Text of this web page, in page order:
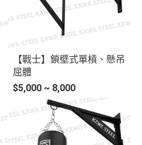
【戰士】鎖壁式單槓、懸吊
屈體
$5,000 ~ 8,000